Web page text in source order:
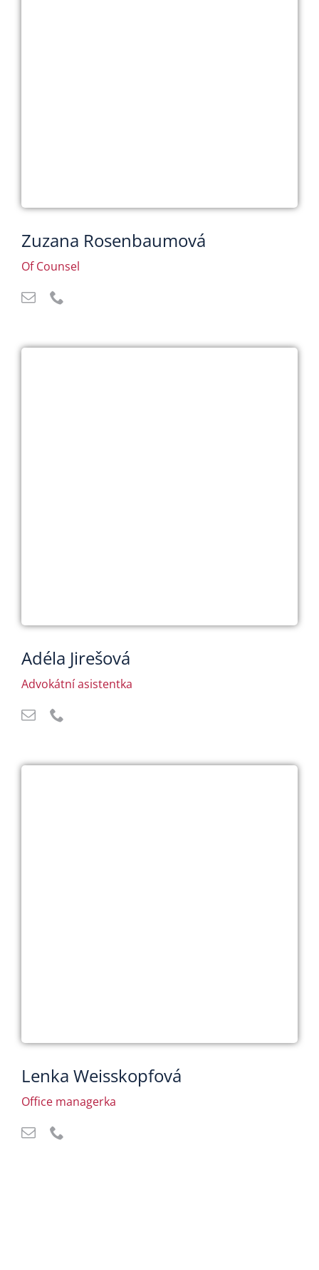
Zuzana Rosenbaumová
Of Counsel
Adéla Jirešová
Advokátní asistentka
Lenka Weisskopfová
Office managerka